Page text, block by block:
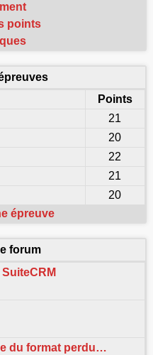
points
Points
21
20
22
21
20
épreuve
forum
du format perdu…